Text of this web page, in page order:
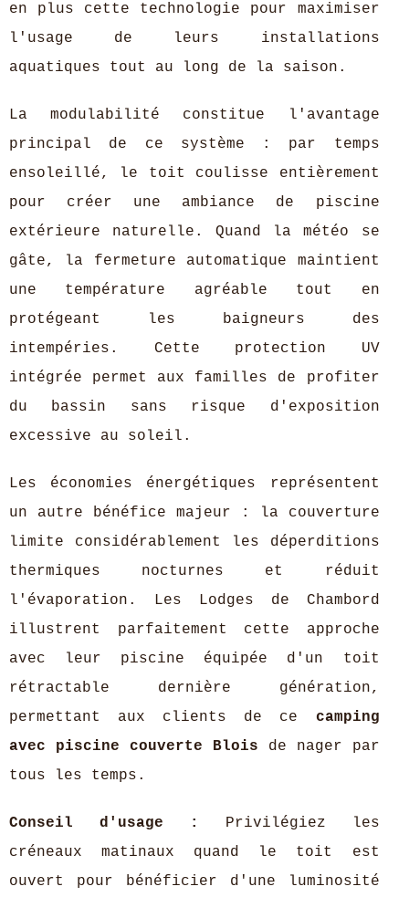
en plus cette technologie pour maximiser
l'usage de leurs installations
aquatiques tout au long de la saison.
La modulabilité constitue l'avantage
principal de ce système : par temps
ensoleillé, le toit coulisse entièrement
pour créer une ambiance de piscine
extérieure naturelle. Quand la météo se
gâte, la fermeture automatique maintient
une température agréable tout en
protégeant les baigneurs des
intempéries. Cette protection UV
intégrée permet aux familles de profiter
du bassin sans risque d'exposition
excessive au soleil.
Les économies énergétiques représentent
un autre bénéfice majeur : la couverture
limite considérablement les déperditions
thermiques nocturnes et réduit
l'évaporation. Les Lodges de Chambord
illustrent parfaitement cette approche
avec leur piscine équipée d'un toit
rétractable dernière génération,
permettant aux clients de ce camping
avec piscine couverte Blois de nager par
tous les temps.
Conseil d'usage :
Privilégiez les
créneaux matinaux quand le toit est
ouvert pour bénéficier d'une luminosité